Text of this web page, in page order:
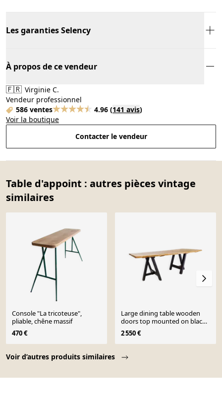
Les garanties Selency
À propos de ce vendeur
🇫🇷 Virginie C.
Vendeur professionnel
586 ventes
4.96 (141 avis)
Voir la boutique
Contacter le vendeur
Table d'appoint : autres pièces vintage
similaires
Voir d’autres produits similaires
Console "La tricoteuse",
pliable, chêne massif
470 €
Large dining table wooden
doors top mounted on black
handles
2 550 €